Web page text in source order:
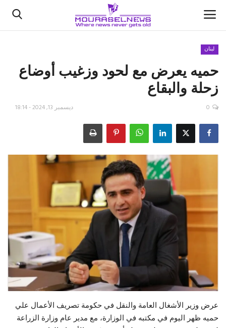
الأخبار
كتّابنا
اقتصاد
علوم وتكنولوجيا
رياضة
فيديو
لبنان
حميه يعرض مع لحود وزغيب أوضاع
زحلة والبقاع
ديسمبر 13, 2024 - 18:14 0
عرض وزير الأشغال العامة والنقل في حكومة تصريف الأعمال علي
حميه ظهر اليوم في مكتبه في الوزارة، مع مدير عام وزارة الزراعة